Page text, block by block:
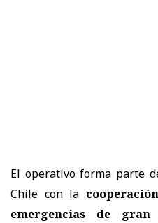
El operativo forma parte
Chile con la
emergencias de gran